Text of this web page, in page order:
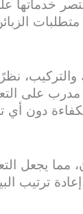
خدماتها
نظرًا
مدرب على
دون أي
مما يجعل
ترتيب